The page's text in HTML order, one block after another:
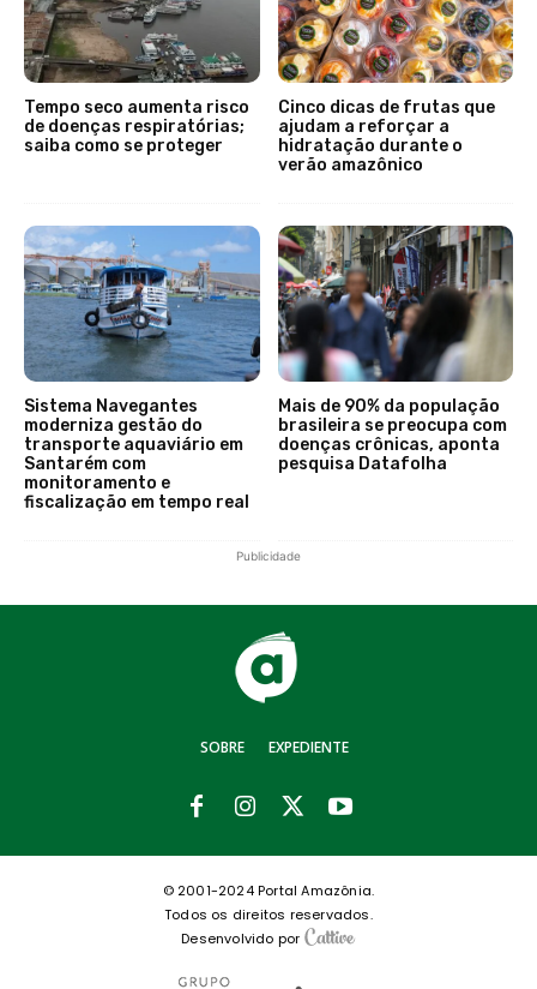
Tempo seco aumenta risco
de doenças respiratórias;
saiba como se proteger
Cinco dicas de frutas que
ajudam a reforçar a
hidratação durante o
verão amazônico
Sistema Navegantes
moderniza gestão do
transporte aquaviário em
Santarém com
monitoramento e
fiscalização em tempo real
Mais de 90% da população
brasileira se preocupa com
doenças crônicas, aponta
pesquisa Datafolha
Publicidade
SOBRE EXPEDIENTE
© 2001-2024 Portal Amazônia.
Todos os direitos reservados.
Desenvolvido por